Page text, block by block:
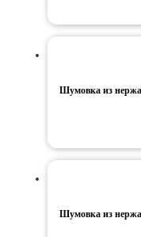
Шумовка из
Шумовка из